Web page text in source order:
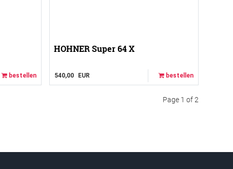
bestellen
HOHNER Super 64 X
540,00 EUR bestellen
Page 1 of 2